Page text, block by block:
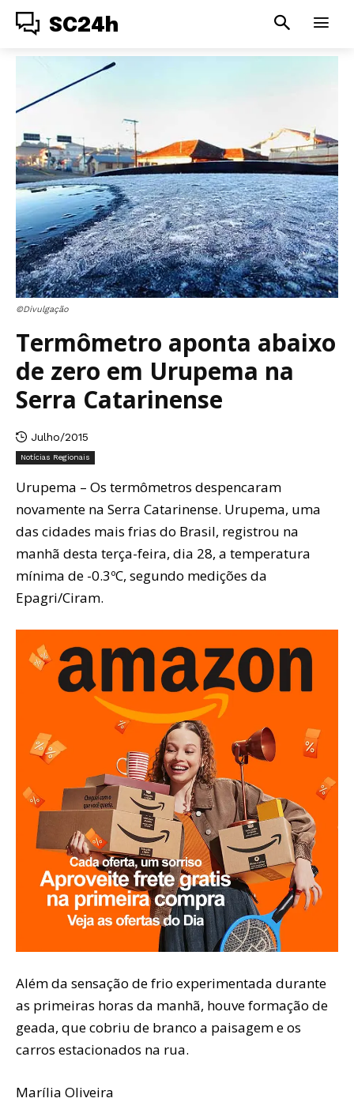
SC24h
©Divulgação
Termômetro aponta abaixo
de zero em Urupema na
Serra Catarinense
Julho/2015
Notícias Regionais
Urupema – Os termômetros despencaram
novamente na Serra Catarinense. Urupema, uma
das cidades mais frias do Brasil, registrou na
manhã desta terça-feira, dia 28, a temperatura
mínima de -0.3ºC, segundo medições da
Epagri/Ciram.
Além da sensação de frio experimentada durante
as primeiras horas da manhã, houve formação de
geada, que cobriu de branco a paisagem e os
carros estacionados na rua.
Marília Oliveira